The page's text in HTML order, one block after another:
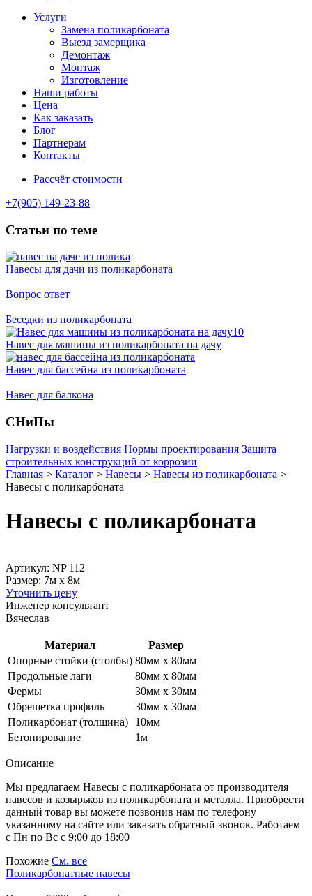
Услуги
Замена поликарбоната
Выезд замерщика
Демонтаж
Монтаж
Изготовление
Наши работы
Цена
Как заказать
Блог
Партнерам
Контакты
Рассчёт стоимости
+7(905) 149-23-88
Статьи по теме
Навесы для дачи из поликарбоната
Вопрос ответ
Беседки из поликарбоната
Навес для машины из поликарбоната на дачу
Навес для бассейна из поликарбоната
Навес для балкона
СНиПы
Нагрузки и воздействия Нормы проектирования Защита
строительных конструкций от коррозии
Главная > Каталог > Навесы > Навесы из поликарбоната >
Навесы с поликарбоната
Навесы с поликарбоната
Артикул: NP 112
Размер: 7м х 8м
Уточнить цену
Инженер консультант
Вячеслав
Материал
Размер
Опорные стойки (столбы) 80мм х 80мм
Продольные лаги
80мм х 80мм
Фермы
30мм х 30мм
Обрешетка профиль
30мм х 30мм
Поликарбонат (толщина)
10мм
Бетонирование
1м
Описание
Мы предлагаем Навесы с поликарбоната от производителя
навесов и козырьков из поликарбоната и металла. Приобрести
данный товар вы можете позвонив нам по телефону
указанному на сайте или заказать обратный звонок. Работаем
с Пн по Вс с 9:00 до 18:00
Похожие См. всё
Поликарбонатные навесы